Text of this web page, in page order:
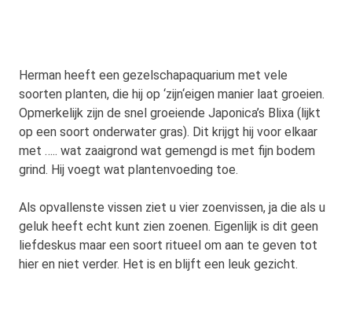
Herman heeft een gezelschapaquarium met vele
soorten planten, die hij op ‘zijn‘eigen manier laat groeien.
Opmerkelijk zijn de snel groeiende Japonica’s Blixa (lijkt
op een soort onderwater gras). Dit krijgt hij voor elkaar
met ….. wat zaaigrond wat gemengd is met fijn bodem
grind. Hij voegt wat plantenvoeding toe.
Als opvallenste vissen ziet u vier zoenvissen, ja die als u
geluk heeft echt kunt zien zoenen. Eigenlijk is dit geen
liefdeskus maar een soort ritueel om aan te geven tot
hier en niet verder. Het is en blijft een leuk gezicht.